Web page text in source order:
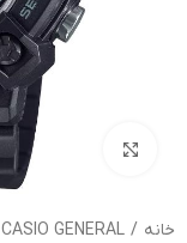
بزرگنمایی تصویر
خانه /
CASIO GENERAL